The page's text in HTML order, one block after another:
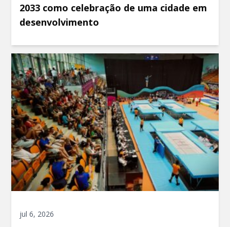
2033 como celebração de uma cidade em
desenvolvimento
jul 6, 2026